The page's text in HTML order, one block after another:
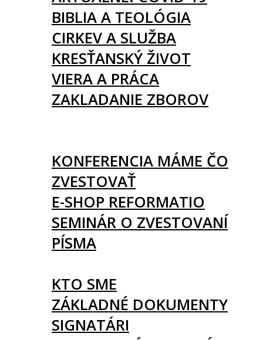
BIBLIA A TEOLÓGIA
CIRKEV A SLUŽBA
KRESŤANSKÝ ŽIVOT
VIERA A PRÁCA
ZAKLADANIE ZBOROV
KONFERENCIA MÁME ČO
ZVESTOVAŤ
E-SHOP REFORMATIO
SEMINÁR O ZVESTOVANÍ
PÍSMA
KTO SME
ZÁKLADNÉ DOKUMENTY
SIGNATÁRI